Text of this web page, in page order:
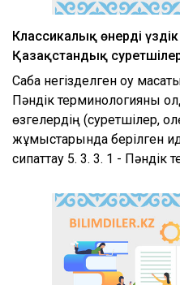
Классикалық өнердің
Қазақстандық
Сабақ негізделген оқу
Пәндік терминологияны
өзгелердің (суретшілер,
жұмыстарында берілген
сипаттау 5. 3. 3. 1 - Пәндік